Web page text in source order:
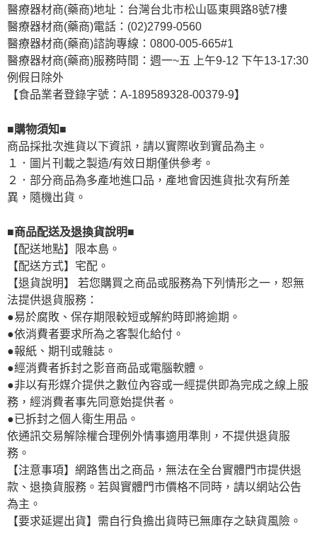
醫療器材商(藥商)地址：台灣台北市松山區東興路8號7樓
醫療器材商(藥商)電話：(02)2799-0560
醫療器材商(藥商)諮詢專線：0800-005-665#1
醫療器材商(藥商)服務時間：週一~五 上午9-12 下午13-17:30
例假日除外
【食品業者登錄字號：A-189589328-00379-9】
■購物須知■
商品採批次進貨以下資訊，請以實際收到實品為主。
１．圖片刊載之製造/有效日期僅供參考。
２．部分商品為多產地進口品，產地會因進貨批次有所差
異，隨機出貨。
■商品配送及退換貨說明■
【配送地點】限本島。
【配送方式】宅配。
【退貨說明】 若您購買之商品或服務為下列情形之一，恕無
法提供退貨服務：
●易於腐敗、保存期限較短或解約時即將逾期。
●依消費者要求所為之客製化給付。
●報紙、期刊或雜誌。
●經消費者拆封之影音商品或電腦軟體。
●非以有形媒介提供之數位內容或一經提供即為完成之線上服
務，經消費者事先同意始提供者。
●已拆封之個人衛生用品。
依通訊交易解除權合理例外情事適用準則，不提供退貨服
務。
【注意事項】網路售出之商品，無法在全台實體門市提供退
款、退換貨服務。若與實體門市價格不同時，請以網站公告
為主。
【要求延遲出貨】需自行負擔出貨時已無庫存之缺貨風險。